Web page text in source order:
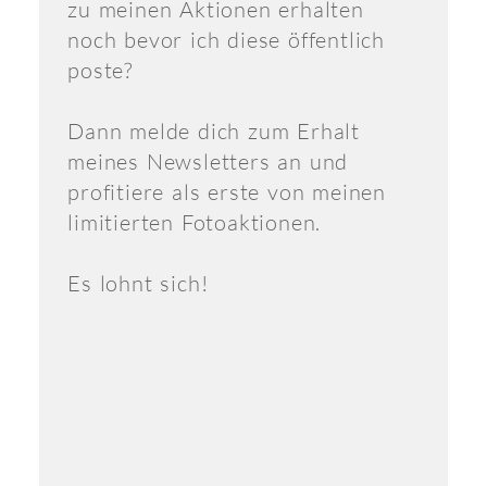
zu meinen Aktionen erhalten
noch bevor ich diese öffentlich
poste?
Dann melde dich zum Erhalt
meines Newsletters an und
profitiere als erste von meinen
limitierten Fotoaktionen.
Es lohnt sich!